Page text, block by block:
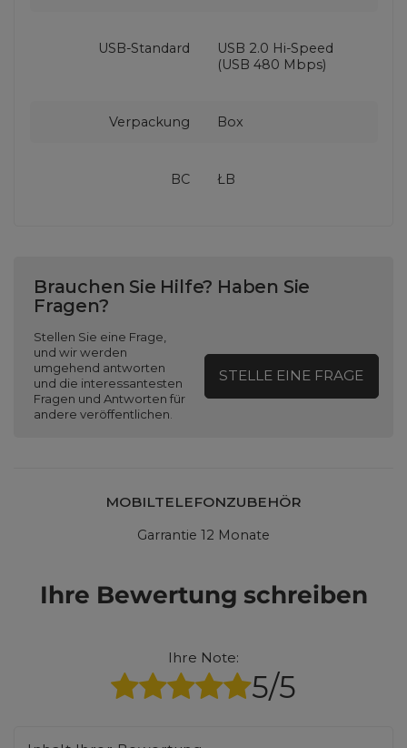
USB-Standard
USB 2.0 Hi-Speed
(USB 480 Mbps)
Verpackung Box
BC ŁB
Brauchen Sie Hilfe? Haben Sie
Fragen?
Stellen Sie eine Frage,
und wir werden
umgehend antworten
und die interessantesten
Fragen und Antworten für
andere veröffentlichen.
STELLE EINE FRAGE
MOBILTELEFONZUBEHÖR
Garrantie 12 Monate
Ihre Bewertung schreiben
Ihre Note:
5/5